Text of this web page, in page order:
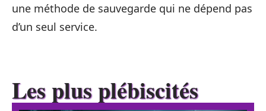
une méthode de sauvegarde qui ne dépend pas
d’un seul service.
Les plus plébiscités